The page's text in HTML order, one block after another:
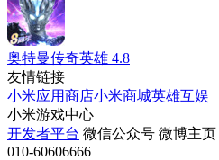
奥特曼传奇英雄 4.8
友情链接
小米应用商店小米商城英雄互娱
小米游戏中心
开发者平台 微信公众号 微博主页
010-60606666